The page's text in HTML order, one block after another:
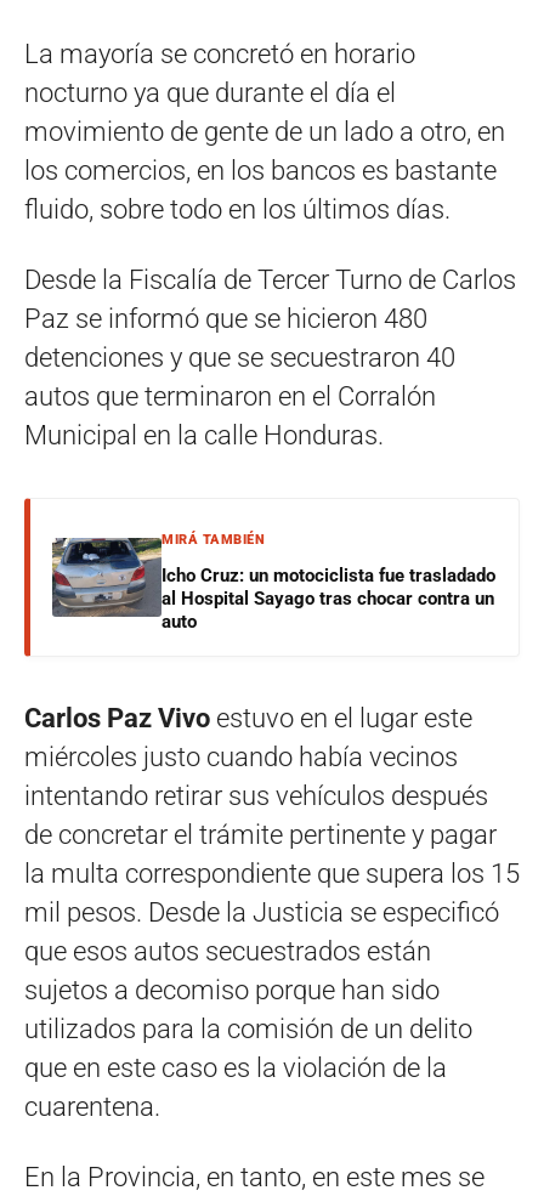
La mayoría se concretó en horario
nocturno ya que durante el día el
movimiento de gente de un lado a otro, en
los comercios, en los bancos es bastante
fluido, sobre todo en los últimos días.
Desde la Fiscalía de Tercer Turno de Carlos
Paz se informó que se hicieron 480
detenciones y que se secuestraron 40
autos que terminaron en el Corralón
Municipal en la calle Honduras.
MIRÁ TAMBIÉN
Icho Cruz: un motociclista fue trasladado
al Hospital Sayago tras chocar contra un
auto
Carlos Paz Vivo estuvo en el lugar este
miércoles justo cuando había vecinos
intentando retirar sus vehículos después
de concretar el trámite pertinente y pagar
la multa correspondiente que supera los 15
mil pesos. Desde la Justicia se especificó
que esos autos secuestrados están
sujetos a decomiso porque han sido
utilizados para la comisión de un delito
que en este caso es la violación de la
cuarentena.
En la Provincia, en tanto, en este mes se